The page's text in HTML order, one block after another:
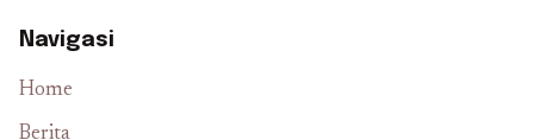
Navigasi
Home
Berita